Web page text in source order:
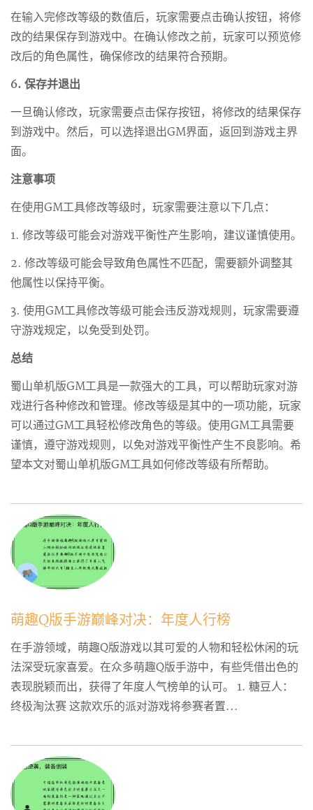
在输入完修改等级的数值后，玩家需要点击确认按钮，将修
改的结果保存到游戏中。在确认修改之前，玩家可以预览修
改后的角色属性，确保修改的结果符合预期。
6. 保存并退出
一旦确认修改，玩家需要点击保存按钮，将修改的结果保存
到游戏中。然后，可以选择退出GM界面，返回到游戏主界
面。
注意事项
在使用GM工具修改等级时，玩家需要注意以下几点：
1. 修改等级可能会对游戏平衡性产生影响，建议谨慎使用。
2. 修改等级可能会导致角色属性不匹配，需要额外调整其
他属性以保持平衡。
3. 使用GM工具修改等级可能会违反游戏规则，玩家需要遵
守游戏规定，以免受到处罚。
总结
蜀山单机版GM工具是一款强大的工具，可以帮助玩家对游
戏进行各种修改和管理。修改等级是其中的一项功能，玩家
可以通过GM工具轻松修改角色的等级。使用GM工具需要
谨慎，遵守游戏规则，以免对游戏平衡性产生不良影响。希
望本文对蜀山单机版GM工具如何修改等级有所帮助。
萌趣Q版手游巅峰对决：年度人行榜
在手游领域，萌趣Q版游戏以其可爱的人物和轻松休闲的玩
法深受玩家喜爱。在众多萌趣Q版手游中，有些凭借出色的
表现脱颖而出，获得了年度人气榜单的认可。 1. 糖豆人：
终极淘汰赛 这款欢乐的派对游戏将参赛者置...